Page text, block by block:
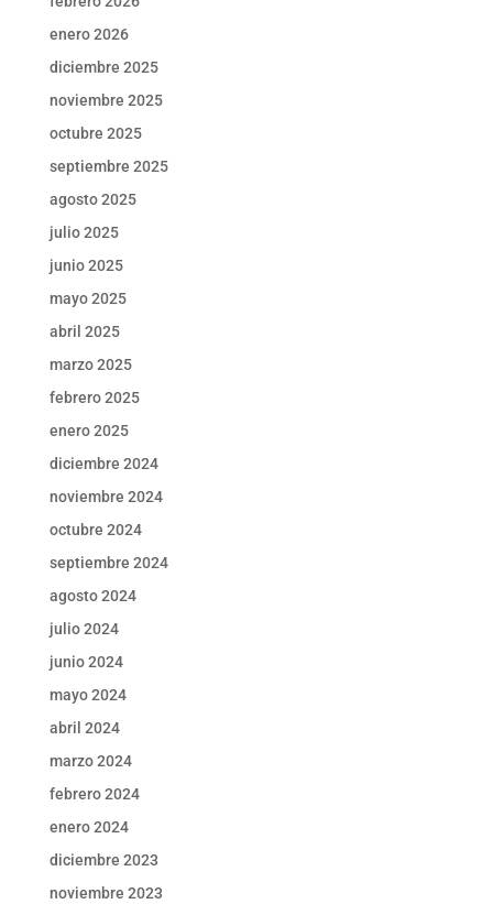
enero 2026
diciembre 2025
noviembre 2025
octubre 2025
septiembre 2025
agosto 2025
julio 2025
junio 2025
mayo 2025
abril 2025
marzo 2025
febrero 2025
enero 2025
diciembre 2024
noviembre 2024
octubre 2024
septiembre 2024
agosto 2024
julio 2024
junio 2024
mayo 2024
abril 2024
marzo 2024
febrero 2024
enero 2024
diciembre 2023
noviembre 2023